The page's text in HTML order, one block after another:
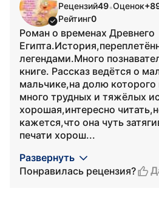
Рецензий49•Оценок
Рейтинг0
Роман о временах Древнего
легендами.Много
книге. Рассказ ведётся о
мальчике,на долю
много трудных и тяжёлых
хорошая,интересно
кажется,что она чуть
печати хорош...
Развернуть
Понравилась рецензия?